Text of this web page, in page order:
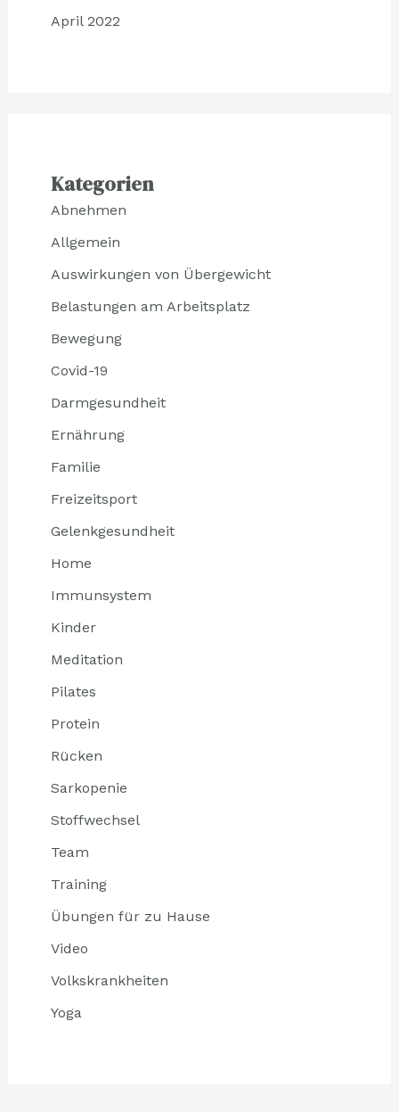
April 2022
Kategorien
Abnehmen
Allgemein
Auswirkungen von Übergewicht
Belastungen am Arbeitsplatz
Bewegung
Covid-19
Darmgesundheit
Ernährung
Familie
Freizeitsport
Gelenkgesundheit
Home
Immunsystem
Kinder
Meditation
Pilates
Protein
Rücken
Sarkopenie
Stoffwechsel
Team
Training
Übungen für zu Hause
Video
Volkskrankheiten
Yoga